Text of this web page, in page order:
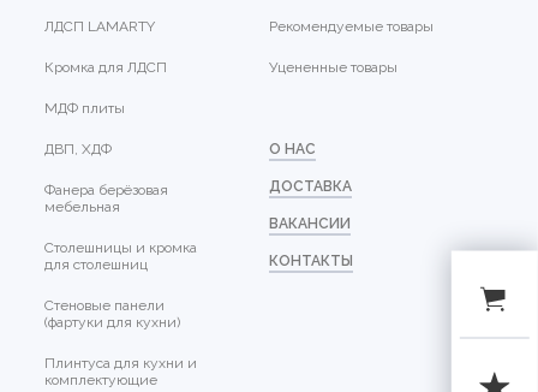
ЛДСП LAMARTY
Кромка для ЛДСП
МДФ плиты
ДВП, ХДФ
Фанера берёзовая
мебельная
Столешницы и кромка
для столешниц
Стеновые панели
(фартуки для кухни)
Плинтуса для кухни и
комплектующие
Рекомендуемые товары
Уцененные товары
О НАС
ДОСТАВКА
ВАКАНСИИ
КОНТАКТЫ